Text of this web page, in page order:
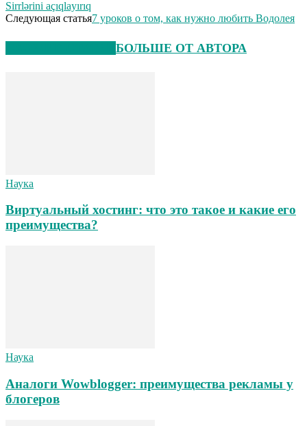
Sirrlərini açıqlayırıq
Следующая статья7 уроков о том, как нужно любить Водолея
БОЛЬШЕ ОТ АВТОРА
Наука
Виртуальный хостинг: что это такое и какие его
преимущества?
Наука
Аналоги Wowblogger: преимущества рекламы у
блогеров